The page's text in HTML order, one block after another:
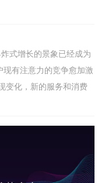
式增长的景象已经成为
现有注意力的竞争愈加激
变化，新的服务和消费